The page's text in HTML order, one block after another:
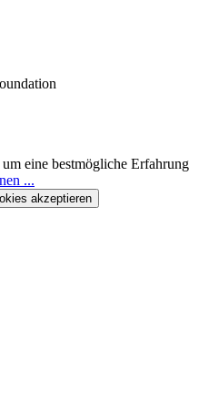
eine bestmögliche Erfahrung
...
akzeptieren